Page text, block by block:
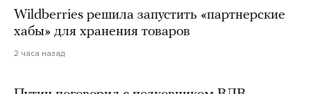
Wildberries решила запустить «партнерские
хабы» для хранения товаров
2 часа назад